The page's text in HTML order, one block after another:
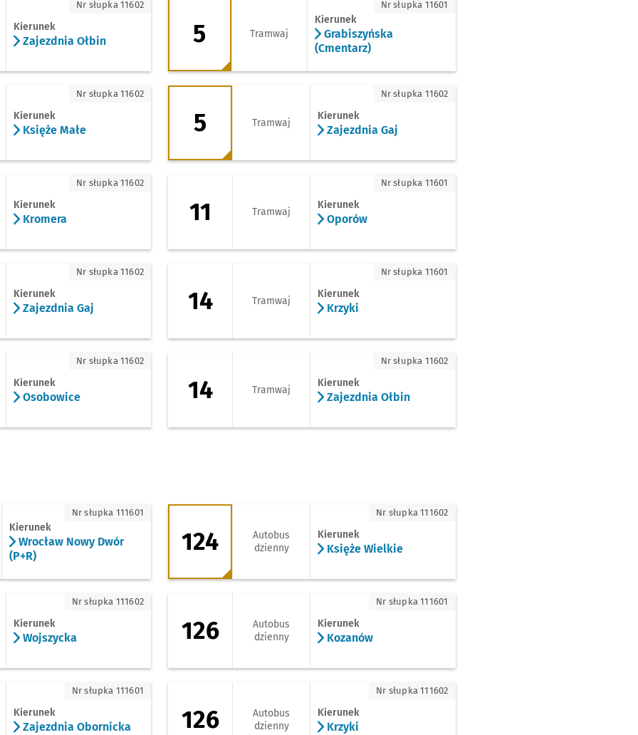
Ołbin
Kierunek
Zajezdnia Ołbin
Nr słupka 11602 5 - kierunek Grabiszyńska (Cmentarz)
5 Tramwaj
Kierunek
Grabiszyńska
(Cmentarz)
Nr słupka 11601
Małe
Kierunek
Księże Małe
Nr słupka 11602 5 - kierunek Zajezdnia Gaj
5 Tramwaj
Kierunek
Zajezdnia Gaj
Nr słupka 11602
Kierunek
Kromera
Nr słupka 11602
11 Tramwaj
Kierunek
Oporów
Nr słupka 11601
Kierunek
Zajezdnia Gaj
Nr słupka 11602
14 Tramwaj
Kierunek
Krzyki
Nr słupka 11601
Kierunek
Osobowice
Nr słupka 11602 14 - kierunek Zajezdnia Ołbin
14 Tramwaj
Kierunek
Zajezdnia Ołbin
Nr słupka 11602
Nowy Dwór (P+R)
Kierunek
Wrocław Nowy Dwór
(P+R)
Nr słupka 111601 124 - kierunek Księże Wielkie
124
Autobus
dzienny
Kierunek
Księże Wielkie
Nr słupka 111602
Kierunek
Wojszycka
Nr słupka 111602
126
Autobus
dzienny
Kierunek
Kozanów
Nr słupka 111601
Obornicka
Kierunek
Zajezdnia Obornicka
Nr słupka 111601
126
Autobus
dzienny
Kierunek
Krzyki
Nr słupka 111602